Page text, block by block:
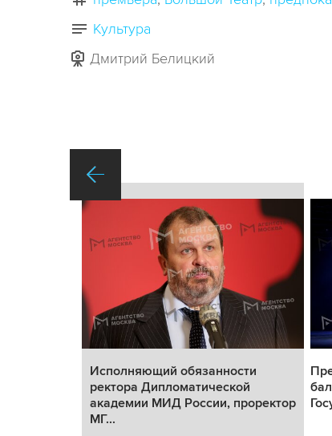
Культура
Дмитрий Белицкий
Исполняющий обязанности
ректора Дипломатической
академии МИД России, проректор
МГ...